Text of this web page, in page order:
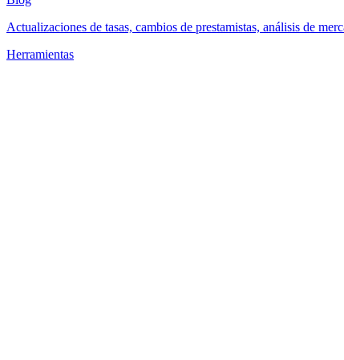
Actualizaciones de tasas, cambios de prestamistas, análisis de
Herramientas